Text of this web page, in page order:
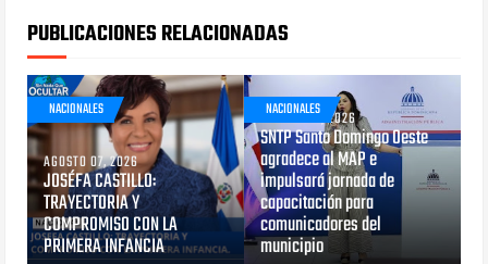
PUBLICACIONES RELACIONADAS
NACIONALES
AGOSTO 07, 2026
JOSÉFA CASTILLO:
TRAYECTORIA Y
COMPROMISO CON LA
PRIMERA INFANCIA
NACIONALES
AGOSTO 05, 2026
SNTP Santo Domingo Oeste
agradece al MAP e
impulsará jornada de
capacitación para
comunicadores del
municipio